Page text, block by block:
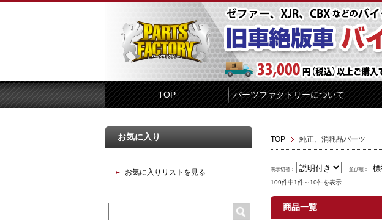
TOP パーツファクトリーについて
TOP 純正、消耗品パーツ
表示切替： 並び順：
109件中1件～10件を表示
商品一覧
お気に入り
お気に入りリストを見る